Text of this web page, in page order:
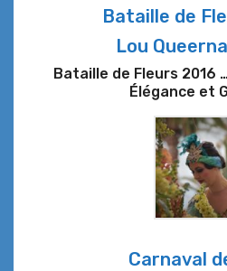
Bataille de
Lou
Bataille de Fleurs 2016
Élégance et
Carnaval